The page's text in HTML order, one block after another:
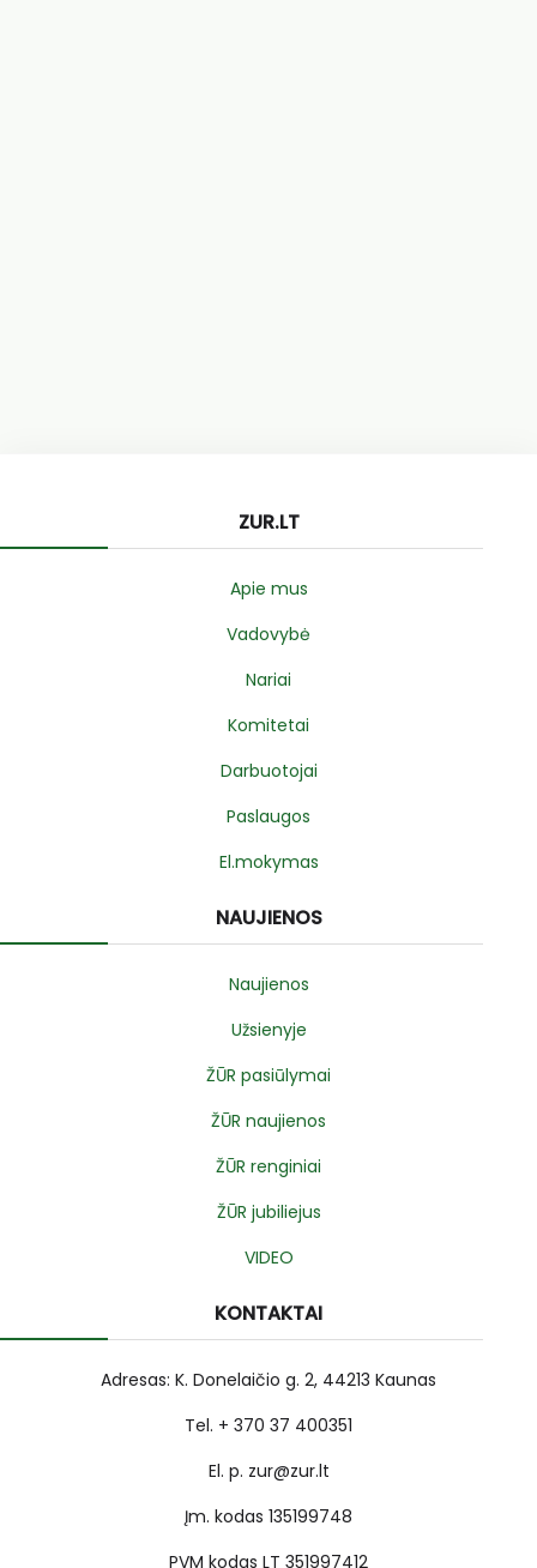
ZUR.LT
Apie mus
Vadovybė
Nariai
Komitetai
Darbuotojai
Paslaugos
El.mokymas
NAUJIENOS
Naujienos
Užsienyje
ŽŪR pasiūlymai
ŽŪR naujienos
ŽŪR renginiai
ŽŪR jubiliejus
VIDEO
KONTAKTAI
Adresas: K. Donelaičio g. 2, 44213 Kaunas
Tel. + 370 37 400351
El. p. zur@zur.lt
Įm. kodas 135199748
PVM kodas LT 351997412